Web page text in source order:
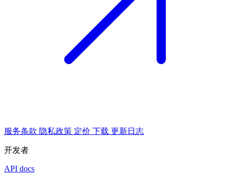
服务条款 隐私政策 定价 下载 更新日志
开发者
API docs